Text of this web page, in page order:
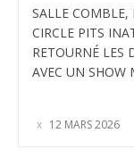
SALLE COMBLE,
CIRCLE PITS
RETOURNÉ LES
AVEC UN SHOW
12 MARS 2026